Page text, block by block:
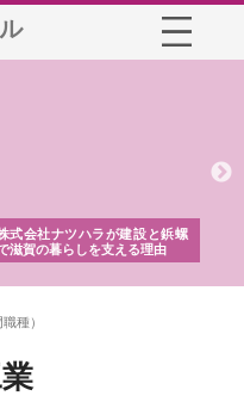
式会社ナツハラが建設と鋲螺
滋賀の暮らしを支える理由
種）